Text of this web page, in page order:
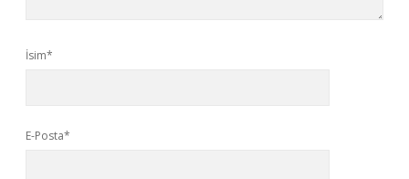
İsim*
E-Posta*